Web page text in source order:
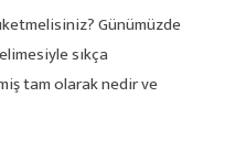
Günümüzde
sıkça
tam olarak nedir ve